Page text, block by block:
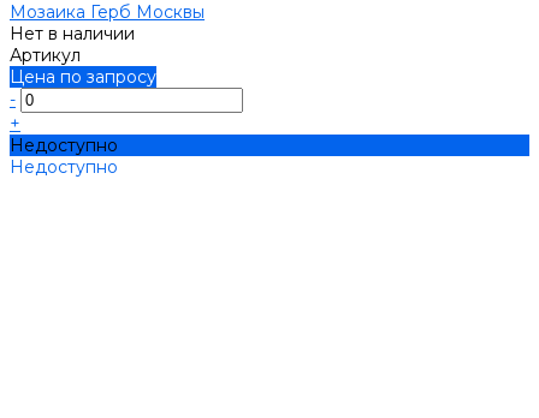
Мозаика Герб Москвы
Нет в наличии
Артикул
Цена по запросу
-
+
Недоступно
Недоступно